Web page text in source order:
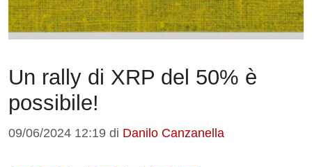
Un rally di XRP del 50% è
possibile!
09/06/2024 12:19 di Danilo Canzanella